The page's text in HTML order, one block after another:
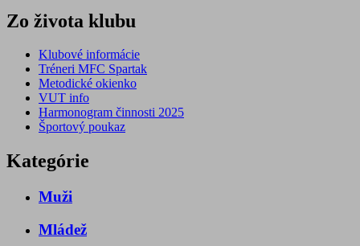
Zo života klubu
Klubové informácie
Tréneri MFC Spartak
Metodické okienko
VUT info
Harmonogram činnosti 2025
Športový poukaz
Kategórie
Muži
Mládež